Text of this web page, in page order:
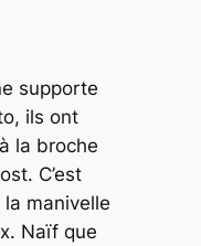
supporte
ils ont
la broche
C’est
manivelle
Naïf que